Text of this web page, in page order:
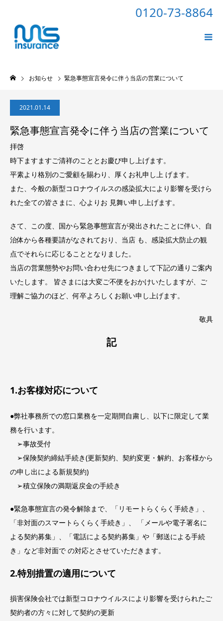
0120-73-8864
お知らせ 緊急事態宣言発令に伴う当店の営業について
2021.01.14
緊急事態宣言発令に伴う当店の営業について
拝啓
時下ますますご清祥のこととお慶び申し上げます。
平素より格別のご愛顧を賜わり、厚くお礼申し上 げます。
また、今般の新型コロナウイルスの感染拡大により影響を受けら
れた全ての皆さまに、心よりお 見舞い申し上げます。
さて、この度、国から緊急事態宣言が発出されたことに伴い、自
治体から各種要請がなされており、当店 も、感染拡大防止の観
点でそれらに応じることとなりました。
当店の営業態勢やお問い合わせ先につきまして下記の通りご案内
いたします。 皆さまには大変ご不便をおかけいたしますが、ご
理解ご協力のほど、何卒よろしくお願い申し上げます。
敬具
記
1.お客様対応について
●弊社事務所での窓口業務を一定期間自粛し、以下に限定して業
務を行います。
➢事故受付
➢保険契約締結手続き(更新契約、契約変更・解約、お客様から
の申し出による新規契約)
➢積立保険の満期返戻金の手続き
●緊急事態宣言の発令解除まで、「リモートらくらく手続き」、
「非対面のスマートらくらく手続き」、 「メールや電子署名に
よる契約募集」、「電話による契約募集」や「郵送による手続
き」など非対面で の対応とさせていただきます。
2.特別措置の適用について
損害保険会社では新型コロナウイルスにより影響を受けられたご
契約者の方々に対して契約の更新